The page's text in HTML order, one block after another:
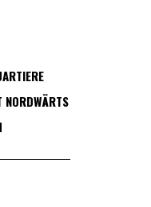
NORDWÄRTS